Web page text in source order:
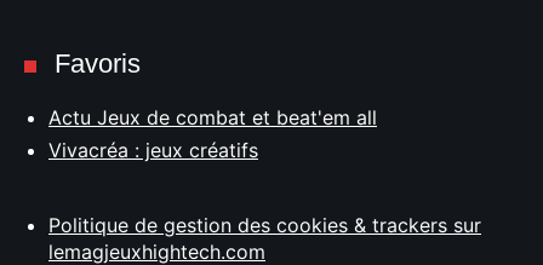
Favoris
Actu Jeux de combat et beat'em all
Vivacréa : jeux créatifs
Politique de gestion des cookies & trackers sur
lemagjeuxhightech.com